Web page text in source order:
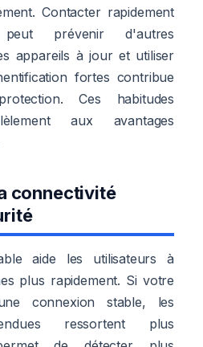
Contacter rapidement
prévenir d'autres
appareils à jour et utiliser
fortes contribue
Ces habitudes
aux avantages
connectivité
aide les utilisateurs à
plus rapidement. Si votre
connexion stable, les
ressortent plus